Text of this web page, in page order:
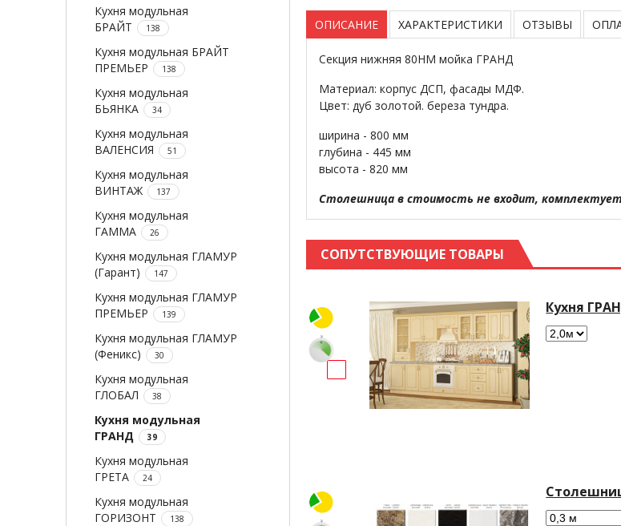
Кухня модульная
БРАЙТ
138
Кухня модульная БРАЙТ
ПРЕМЬЕР
138
Кухня модульная
БЬЯНКА
34
Кухня модульная
ВАЛЕНСИЯ
51
Кухня модульная
ВИНТАЖ
137
Кухня модульная
ГАММА
26
Кухня модульная ГЛАМУР
(Гарант)
147
Кухня модульная ГЛАМУР
ПРЕМЬЕР
139
Кухня модульная ГЛАМУР
(Феникс)
30
Кухня модульная
ГЛОБАЛ
38
Кухня модульная
ГРАНД
39
Кухня модульная
ГРЕТА
24
Кухня модульная
ГОРИЗОНТ
138
ОПИСАНИЕ ХАРАКТЕРИСТИКИ ОТЗЫВЫ
Секция нижняя 80НМ мойка ГРАНД
Материал: корпус ДСП, фасады МДФ.
Цвет: дуб золотой. береза тундра.
ширина - 800 мм
глубина - 445 мм
высота - 820 мм
Столешница в стоимость не входит,
СОПУТСТВУЮЩИЕ ТОВАРЫ
Кухня